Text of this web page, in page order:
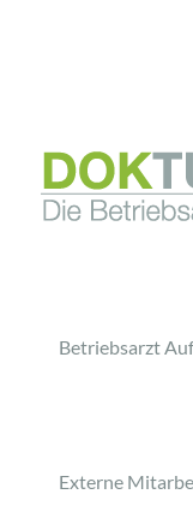
Betriebsarzt
Externe